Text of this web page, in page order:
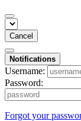
Cancel
Notifications
Username:
Password:
Forgot your